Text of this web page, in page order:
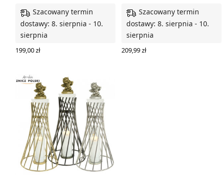
Szacowany termin
dostawy: 8. sierpnia - 10.
sierpnia
199,00zł
Szacowany termin
dostawy: 8. sierpnia - 10.
sierpnia
209,99zł